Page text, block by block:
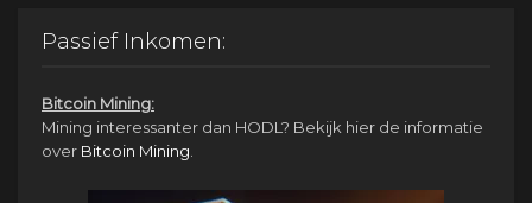
Passief Inkomen:
Bitcoin Mining:
Mining interessanter dan HODL? Bekijk hier de informatie
over Bitcoin Mining